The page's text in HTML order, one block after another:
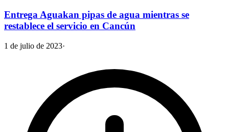
Entrega Aguakan pipas de agua mientras se
restablece el servicio en Cancún
1 de julio de 2023·